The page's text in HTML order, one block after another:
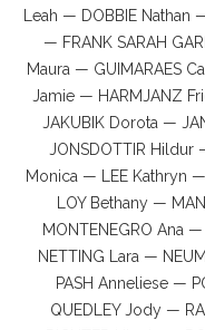
Leah — DOBBIE Nathan
— FRANK SARAH
Maura — GUIMARAES
Jamie — HARMJANZ
JAKUBIK Dorota —
JONSDOTTIR Hildur
Monica — LEE Kathryn
LOY Bethany —
MONTENEGRO Ana
NETTING Lara —
PASH Anneliese —
QUEDLEY Jody —